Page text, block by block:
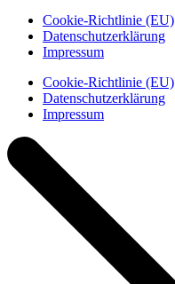
Cookie-Richtlinie (EU)
Datenschutzerklärung
Impressum
Cookie-Richtlinie (EU)
Datenschutzerklärung
Impressum